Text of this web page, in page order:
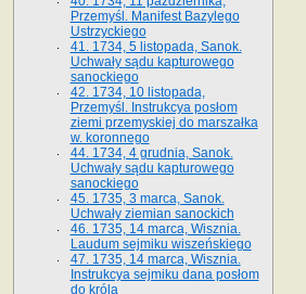
Przemyśl. Manifest Bazylego
Ustrzyckiego
41. 1734, 5 listopada, Sanok.
Uchwały sądu kapturowego
sanockiego
42. 1734, 10 listopada,
Przemyśl. Instrukcya posłom
ziemi przemyskiej do marszałka
w. koronnego
44. 1734, 4 grudnia, Sanok.
Uchwały sądu kapturowego
sanockiego
45. 1735, 3 marca, Sanok.
Uchwały ziemian sanockich
46. 1735, 14 marca, Wisznia.
Laudum sejmiku wiszeńskiego
47. 1735, 14 marca, Wisznia.
Instrukcya sejmiku dana posłom
do króla